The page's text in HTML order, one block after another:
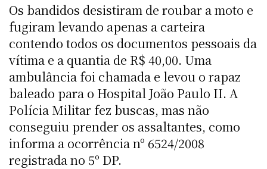
Os bandidos desistiram de roubar a moto e
fugiram levando apenas a carteira
contendo todos os documentos pessoais da
vítima e a quantia de R$ 40,00. Uma
ambulância foi chamada e levou o rapaz
baleado para o Hospital João Paulo II. A
Polícia Militar fez buscas, mas não
conseguiu prender os assaltantes, como
informa a ocorrência nº 6524/2008
registrada no 5º DP.